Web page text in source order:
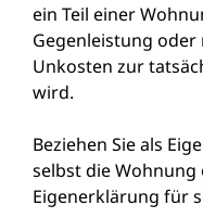
ein Teil einer
Gegenleistung
Unkosten zur
wird.
Beziehen Sie als
selbst die Wohnung
Eigenerklärung für